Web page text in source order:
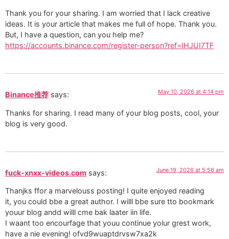
Thank you for your sharing. I am worried that I lack creative
ideas. It is your article that makes me full of hope. Thank you.
But, I have a question, can you help me?
https://accounts.binance.com/register-person?ref=IHJUI7TF
Binance推荐 says: May 10, 2026 at 4:14 pm
Thanks for sharing. I read many of your blog posts, cool, your
blog is very good.
fuck-xnxx-videos.com says: June 19, 2026 at 5:56 am
Thanjks ffor a marvelouss posting! I quite enjoyed reading
it, you could bbe a great author. I willl bbe sure tto bookmark
youur blog andd willl cme bak laater iin life.
I waant too encourfage that youu continue yolur grest work,
have a nie evening! ofvd9wuaptdrvsw7xa2k